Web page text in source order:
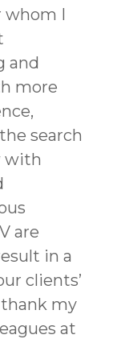
whom I
and
more
search
with
are
in a
clients’
my
at